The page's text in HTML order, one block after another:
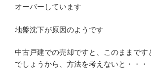
オーバーしています
地盤沈下が原因のようです
中古戸建での売却ですと、このままです
でしょうから、方法を考えないと・・・